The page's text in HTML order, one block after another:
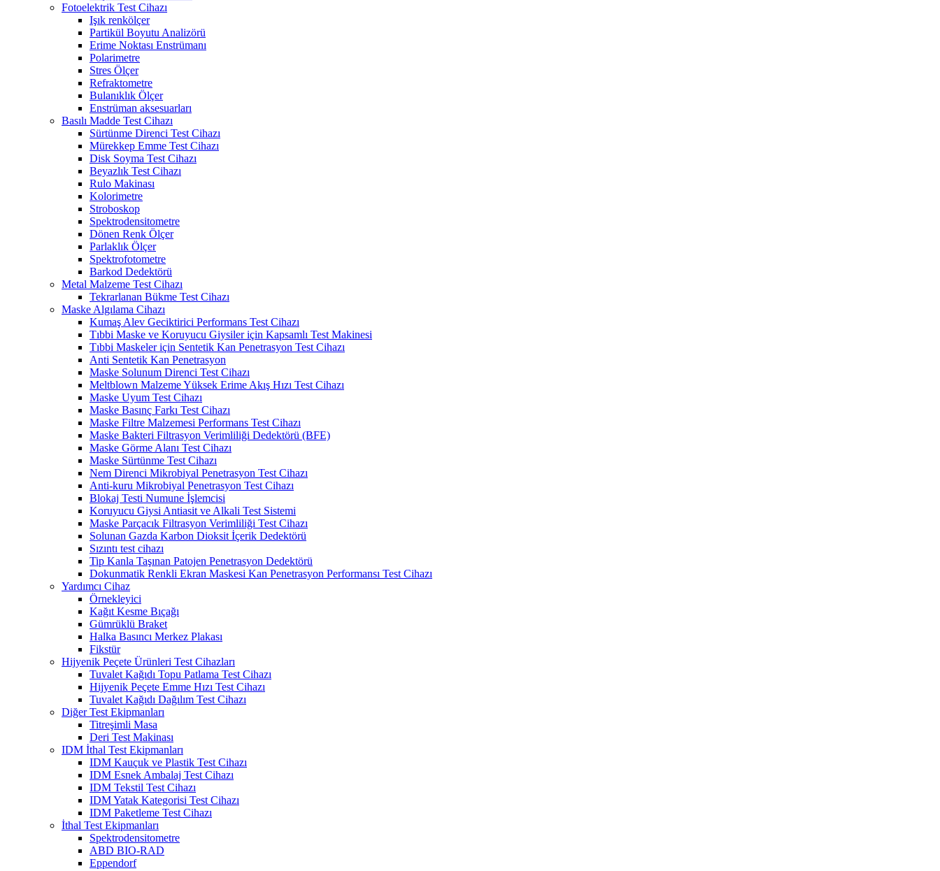
Fotoelektrik Test Cihazı
Işık renkölçer
Partikül Boyutu Analizörü
Erime Noktası Enstrümanı
Polarimetre
Stres Ölçer
Refraktometre
Bulanıklık Ölçer
Enstrüman aksesuarları
Basılı Madde Test Cihazı
Sürtünme Direnci Test Cihazı
Mürekkep Emme Test Cihazı
Disk Soyma Test Cihazı
Beyazlık Test Cihazı
Rulo Makinası
Kolorimetre
Stroboskop
Spektrodensitometre
Dönen Renk Ölçer
Parlaklık Ölçer
Spektrofotometre
Barkod Dedektörü
Metal Malzeme Test Cihazı
Tekrarlanan Bükme Test Cihazı
Maske Algılama Cihazı
Kumaş Alev Geciktirici Performans Test Cihazı
Tıbbi Maske ve Koruyucu Giysiler için Kapsamlı Test Makinesi
Tıbbi Maskeler için Sentetik Kan Penetrasyon Test Cihazı
Anti Sentetik Kan Penetrasyon
Maske Solunum Direnci Test Cihazı
Meltblown Malzeme Yüksek Erime Akış Hızı Test Cihazı
Maske Uyum Test Cihazı
Maske Basınç Farkı Test Cihazı
Maske Filtre Malzemesi Performans Test Cihazı
Maske Bakteri Filtrasyon Verimliliği Dedektörü (BFE)
Maske Görme Alanı Test Cihazı
Maske Sürtünme Test Cihazı
Nem Direnci Mikrobiyal Penetrasyon Test Cihazı
Anti-kuru Mikrobiyal Penetrasyon Test Cihazı
Blokaj Testi Numune İşlemcisi
Koruyucu Giysi Antiasit ve Alkali Test Sistemi
Maske Parçacık Filtrasyon Verimliliği Test Cihazı
Solunan Gazda Karbon Dioksit İçerik Dedektörü
Sızıntı test cihazı
Tip Kanla Taşınan Patojen Penetrasyon Dedektörü
Dokunmatik Renkli Ekran Maskesi Kan Penetrasyon Performansı Test Cihazı
Yardımcı Cihaz
Örnekleyici
Kağıt Kesme Bıçağı
Gümrüklü Braket
Halka Basıncı Merkez Plakası
Fikstür
Hijyenik Peçete Ürünleri Test Cihazları
Tuvalet Kağıdı Topu Patlama Test Cihazı
Hijyenik Peçete Emme Hızı Test Cihazı
Tuvalet Kağıdı Dağılım Test Cihazı
Diğer Test Ekipmanları
Titreşimli Masa
Deri Test Makinası
IDM İthal Test Ekipmanları
IDM Kauçuk ve Plastik Test Cihazı
IDM Esnek Ambalaj Test Cihazı
IDM Tekstil Test Cihazı
IDM Yatak Kategorisi Test Cihazı
IDM Paketleme Test Cihazı
İthal Test Ekipmanları
Spektrodensitometre
ABD BIO-RAD
Eppendorf